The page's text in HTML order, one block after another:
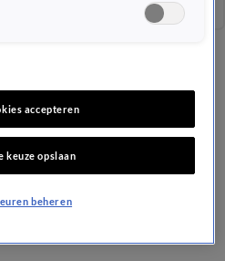
accepteren
keuze opslaan
beheren